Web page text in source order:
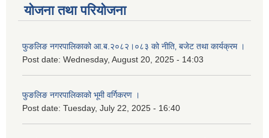
योजना तथा परियोजना
फुङलिङ नगरपालिकाको आ.ब.२०८२।०८३ को नीति‚ बजेट तथा कार्यक्रम ।
Post date: Wednesday, August 20, 2025 - 14:03
फुङलिङ नगरपालिकाको भूमी वर्गिकरण ।
Post date: Tuesday, July 22, 2025 - 16:40